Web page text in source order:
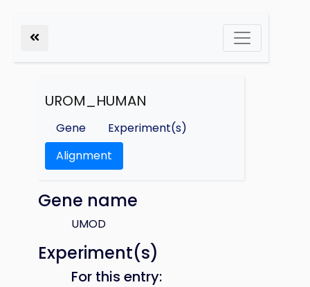
UROM_HUMAN
Gene
Experiment(s)
Alignment
Gene name
UMOD
Experiment(s)
For this entry: